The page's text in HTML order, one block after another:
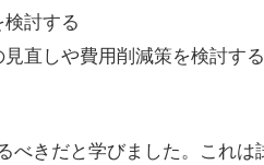
討する
直しや費用削減策を検討する
きだと学びました。これは